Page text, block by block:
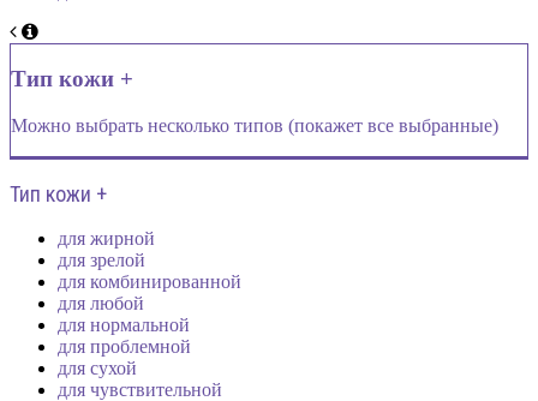
Тип кожи +
Можно выбрать несколько типов (покажет все выбранные)
Тип кожи +
для жирной
для зрелой
для комбинированной
для любой
для нормальной
для проблемной
для сухой
для чувствительной